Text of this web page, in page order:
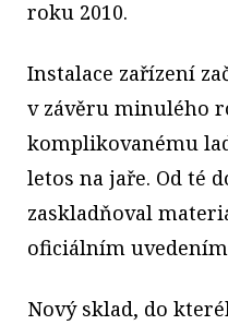
roku 2010.
Instalace zařízení
v závěru minulého
komplikovanému
letos na jaře. Od té
zaskladňoval
oficiálním
Nový sklad, do